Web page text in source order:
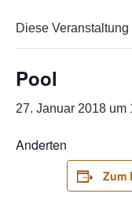
Diese
Pool
27. Januar 2018 um
Anderten
Zum